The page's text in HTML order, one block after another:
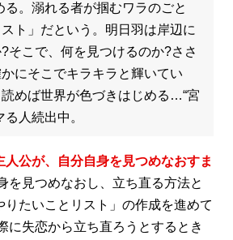
る。溺れる者が掴むワラのごと
ト」だという。明日羽は岸辺に
そこで、何を見つけるのか?ささ
にそこでキラキラと輝いてい
めば世界が色づきはじめる…“宮
人続出中。
人公が、自分自身を見つめなおすま
を見つめなおし、立ち直る方法と
りたいことリスト」の作成を進めて
に失恋から立ち直ろうとするとき